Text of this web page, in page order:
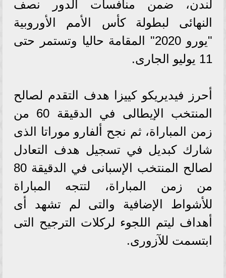
لندن، ضمن منافسات الدور نصف
النهائى لبطولة كأس الأمم الأوروبية
"يورو 2020" المقامة حاليا وتستمر حتى
11 يوليو الجارى.
أحرز فيديريكو كييزا هدف التقدم لصالح
المنتخب الإيطالى في الدقيقة 60 من
زمن المباراة، ثم نجح ألفارو موراتا الذى
شارك كبديل في تسجيل هدف التعادل
لصالح المنتخب الإسبانى في الدقيقة 80
من زمن المباراة، لتتجه المباراة
للأشواط الإضافية والتى لم تشهد أى
أهداف ليتم اللجوء لركلات الترجيح التى
ابتسمت للآزورى.